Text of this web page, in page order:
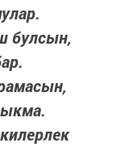
булсын,